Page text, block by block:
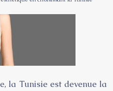
la Tunisie est devenue la